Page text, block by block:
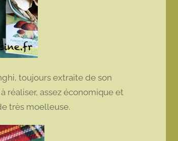
toujours extraite de son
réaliser, assez économique et
très moelleuse.